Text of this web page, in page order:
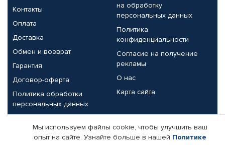
Контакты
Оплата
Доставка
Обмен и возврат
Гарантия
Договор-оферта
Политика обработки
персональных данных
на обработку
персональных данных
Политика
конфиденциальности
Согласие на получение
рекламы
О нас
Карта сайта
Партнерам
Мы используем файлы cookie, чтобы улучшить ваш
опыт на сайте. Узнайте больше в нашей Политике